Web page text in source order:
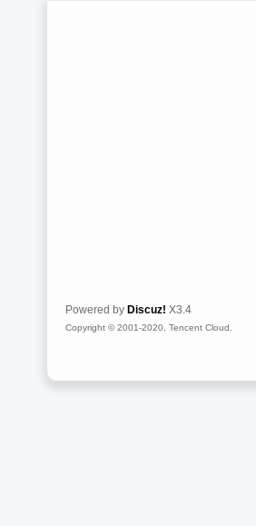
Powered by Discuz! X3.4
Copyright © 2001-2020, Tencent Cloud.